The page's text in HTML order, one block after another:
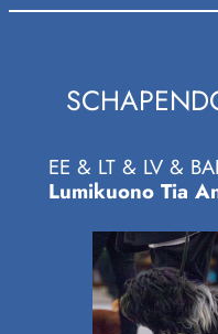
EE & LT & LV &
Lumikuono Tia